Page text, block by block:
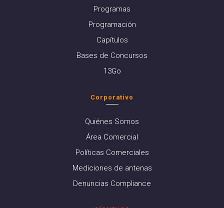
Programas
Programación
Capítulos
Bases de Concursos
13Go
Corporativo
Quiénes Somos
Área Comercial
Políticas Comerciales
Mediciones de antenas
Denuncias Compliance